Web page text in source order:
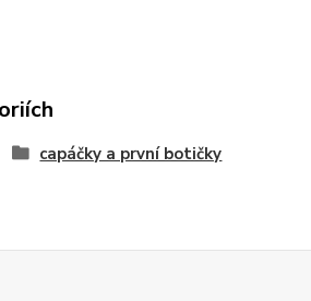
capáčky a první botičky